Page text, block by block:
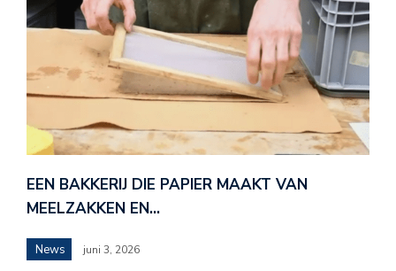
EEN BAKKERIJ DIE PAPIER MAAKT VAN
MEELZAKKEN EN…
News juni 3, 2026